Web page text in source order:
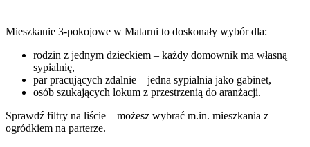
Mieszkanie 3-pokojowe w Matarni to doskonały wybór dla:
rodzin z jednym dzieckiem – każdy domownik ma własną
sypialnię,
par pracujących zdalnie – jedna sypialnia jako gabinet,
osób szukających lokum z przestrzenią do aranżacji.
Sprawdź filtry na liście – możesz wybrać m.in. mieszkania z
ogródkiem na parterze.